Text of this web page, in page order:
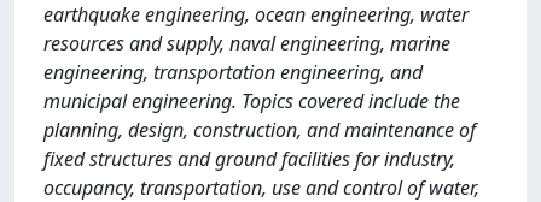
earthquake engineering, ocean engineering, water
resources and supply, naval engineering, marine
engineering, transportation engineering, and
municipal engineering. Topics covered include the
planning, design, construction, and maintenance of
fixed structures and ground facilities for industry,
occupancy, transportation, use and control of water,